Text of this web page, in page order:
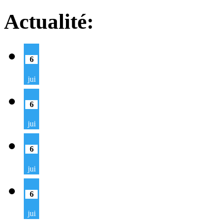
Actualité:
6
jui
6
jui
6
jui
6
jui